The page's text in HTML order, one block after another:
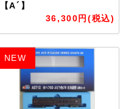
【A´】
36,300円(税込)
NEW